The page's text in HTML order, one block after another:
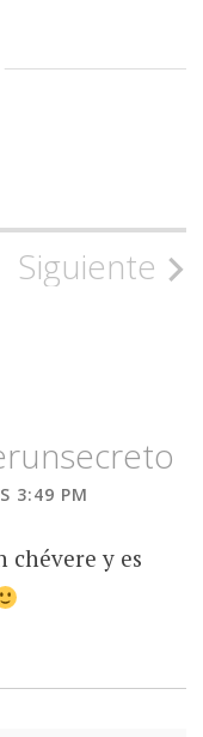
Siguiente
3:49 PM
chévere y es